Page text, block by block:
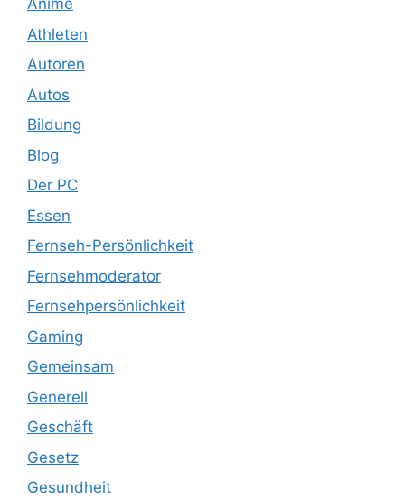
Anime
Athleten
Autoren
Autos
Bildung
Blog
Der PC
Essen
Fernseh-Persönlichkeit
Fernsehmoderator
Fernsehpersönlichkeit
Gaming
Gemeinsam
Generell
Geschäft
Gesetz
Gesundheit